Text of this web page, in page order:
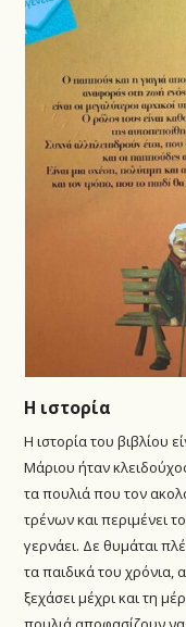
Η ιστορία
Η ιστορία του βιβλίου
Μάριου ήταν
τα πουλιά που τον
τρένων και περιμένει
γερνάει. Δε θυμάται
τα παιδικά του χρόνια,
ξεχάσει μέχρι και τη